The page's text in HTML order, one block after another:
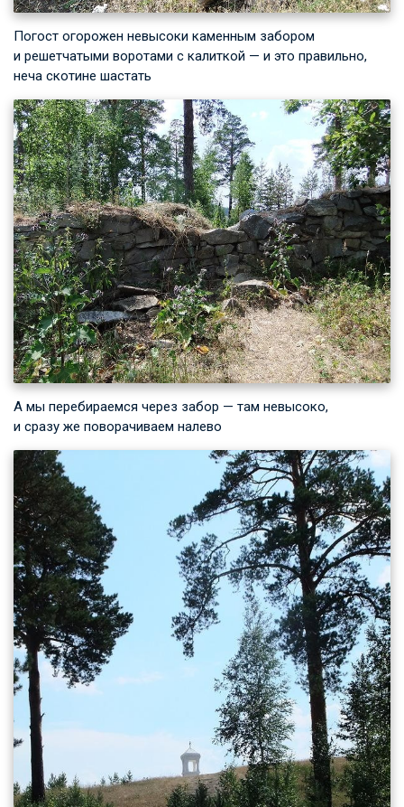
Погост огорожен невысоки каменным забором
и решетчатыми воротами с калиткой — и это правильно,
неча скотине шастать
А мы перебираемся через забор — там невысоко,
и сразу же поворачиваем налево